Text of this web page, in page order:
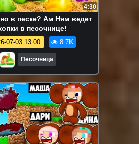
4:30
в песке? Ам Ням ведет
в песочнице!
07-03 13:00 8.7K
Песочница